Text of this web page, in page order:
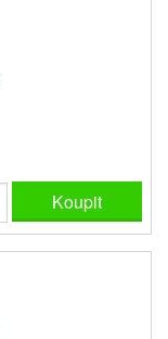
Koupit